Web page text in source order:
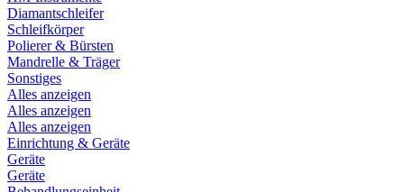
Diamantschleifer
Schleifkörper
Polierer & Bürsten
Mandrelle & Träger
Sonstiges
Alles anzeigen
Alles anzeigen
Alles anzeigen
Einrichtung & Geräte
Geräte
Geräte